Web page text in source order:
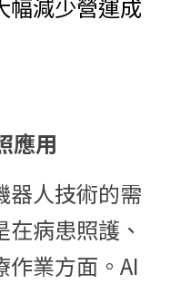
幅減少營運成
應用
器人技術的需
病患照護、
作業方面。AI